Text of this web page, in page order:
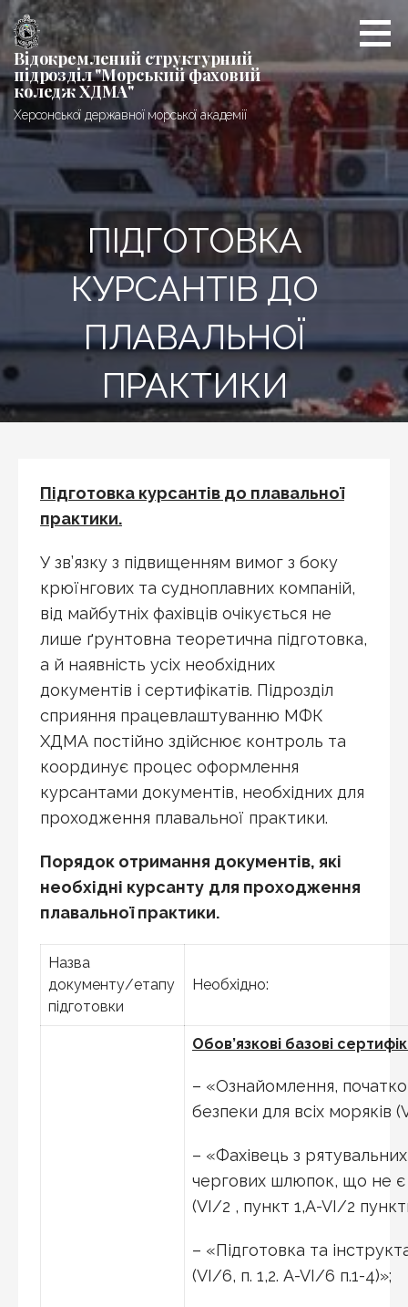
Перейти
до
вмісту
Відокремлений структурний
підрозділ "Морський фаховий
коледж ХДМА"
Херсонської державної морської академії
ПІДГОТОВКА
КУРСАНТІВ ДО
ПЛАВАЛЬНОЇ
ПРАКТИКИ
Підготовка курсантів до плавальної
практики.
У зв’язку з підвищенням вимог з боку
крюїнгових та судноплавних компаній,
від майбутніх фахівців очікується не
лише ґрунтовна теоретична підготовка,
а й наявність усіх необхідних
документів і сертифікатів. Підрозділ
сприяння працевлаштуванню МФК
ХДМА постійно здійснює контроль та
координує процес оформлення
курсантами документів, необхідних для
проходження плавальної практики.
Порядок отримання документів, які
необхідні курсанту для проходження
плавальної практики.
Назва
документу/етапу
підготовки
Необхідно:
Обов’язкові базові
– «Ознайомлення,
безпеки для всіх моряків
– «Фахівець з
чергових шлюпок, що не
(VI/2 , пункт 1,A-VI/2
– «Підготовка та
(VI/6, п. 1,2. A-VI/6 п.1-4)»;